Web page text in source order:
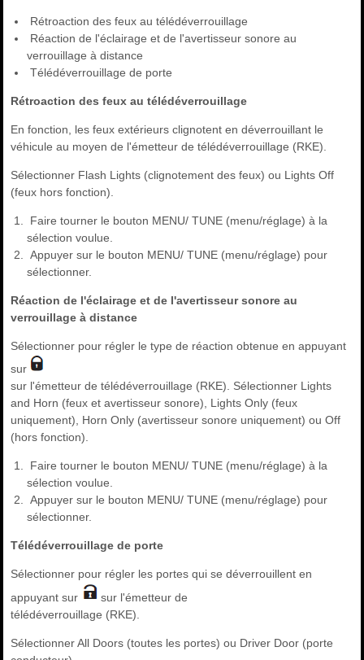
Rétroaction des feux au télédéverrouillage
Réaction de l'éclairage et de l'avertisseur sonore au
verrouillage à distance
Télédéverrouillage de porte
Rétroaction des feux au télédéverrouillage
En fonction, les feux extérieurs clignotent en déverrouillant le
véhicule au moyen de l'émetteur de télédéverrouillage (RKE).
Sélectionner Flash Lights (clignotement des feux) ou Lights Off
(feux hors fonction).
Faire tourner le bouton MENU/ TUNE (menu/réglage) à la
sélection voulue.
Appuyer sur le bouton MENU/ TUNE (menu/réglage) pour
sélectionner.
Réaction de l'éclairage et de l'avertisseur sonore au
verrouillage à distance
Sélectionner pour régler le type de réaction obtenue en appuyant
sur
sur l'émetteur de télédéverrouillage (RKE). Sélectionner Lights
and Horn (feux et avertisseur sonore), Lights Only (feux
uniquement), Horn Only (avertisseur sonore uniquement) ou Off
(hors fonction).
Faire tourner le bouton MENU/ TUNE (menu/réglage) à la
sélection voulue.
Appuyer sur le bouton MENU/ TUNE (menu/réglage) pour
sélectionner.
Télédéverrouillage de porte
Sélectionner pour régler les portes qui se déverrouillent en
appuyant sur
sur l'émetteur de
télédéverrouillage (RKE).
Sélectionner All Doors (toutes les portes) ou Driver Door (porte